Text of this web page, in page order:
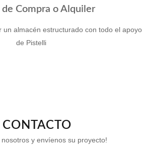
Compra o Alquiler
un almacén estructurado con todo el apoyo
de Pistelli
y envíenos su proyecto!